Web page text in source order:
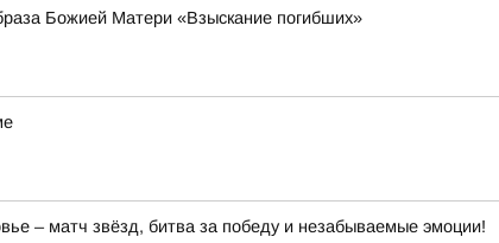
Божией Матери «Взыскание погибших»
– матч звёзд, битва за победу и незабываемые эмоции!